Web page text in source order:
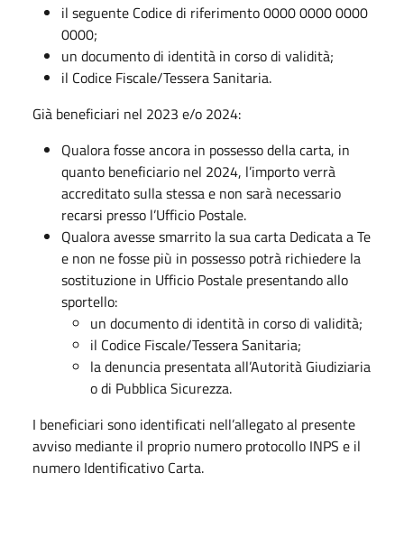
il seguente Codice di riferimento 0000 0000 0000
0000;
un documento di identità in corso di validità;
il Codice Fiscale/Tessera Sanitaria.
Già beneficiari nel 2023 e/o 2024:
Qualora fosse ancora in possesso della carta, in
quanto beneficiario nel 2024, l’importo verrà
accreditato sulla stessa e non sarà necessario
recarsi presso l’Ufficio Postale.
Qualora avesse smarrito la sua carta Dedicata a Te
e non ne fosse più in possesso potrà richiedere la
sostituzione in Ufficio Postale presentando allo
sportello:
un documento di identità in corso di validità;
il Codice Fiscale/Tessera Sanitaria;
la denuncia presentata all’Autorità Giudiziaria
o di Pubblica Sicurezza.
I beneficiari sono identificati nell’allegato al presente
avviso mediante il proprio numero protocollo INPS e il
numero Identificativo Carta.